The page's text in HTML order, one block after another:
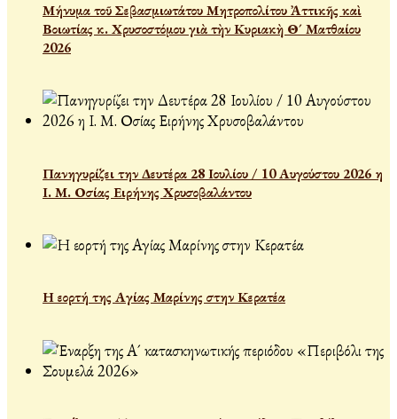
Μήνυμα τοῦ Σεβασμιωτάτου Μητροπολίτου Ἀττικῆς καὶ
Βοιωτίας κ. Χρυσοστόμου γιὰ τὴν Κυριακὴ Θ´ Ματθαίου
2026
Πανηγυρίζει την Δευτέρα 28 Ιουλίου / 10 Αυγούστου 2026 η
Ι. Μ. Οσίας Ειρήνης Χρυσοβαλάντου
Η εορτή της Αγίας Μαρίνης στην Κερατέα